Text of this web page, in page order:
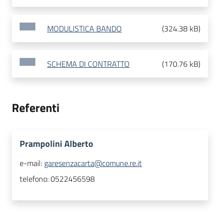
MODULISTICA BANDO (324.38 kB)
SCHEMA DI CONTRATTO (170.76 kB)
Referenti
Prampolini Alberto
e-mail: garesenzacarta@comune.re.it
telefono:0522456598